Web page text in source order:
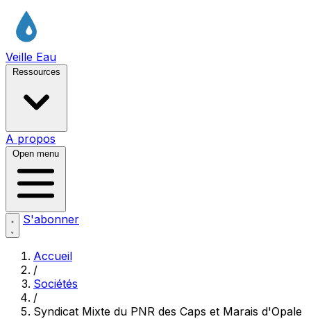
Veille Eau
Ressources
A propos
Open menu
S'abonner
Accueil
/
Sociétés
/
Syndicat Mixte du PNR des Caps et Marais d'Opale